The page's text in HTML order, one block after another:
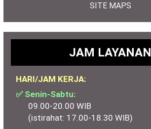
SITE MAPS
JAM LAYANAN
HARI/JAM KERJA:
✅ Senin-Sabtu:
09.00-20.00 WIB
(istirahat: 17.00-18.30 WIB)